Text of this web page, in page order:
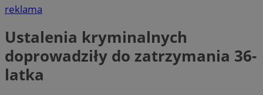
reklama
Ustalenia kryminalnych
doprowadziły do zatrzymania 36-
latka